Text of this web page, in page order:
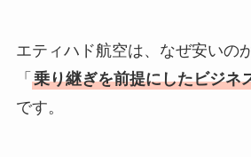
エティハド航空は、なぜ安いの
「 乗り継ぎを前提にしたビジネ
です。